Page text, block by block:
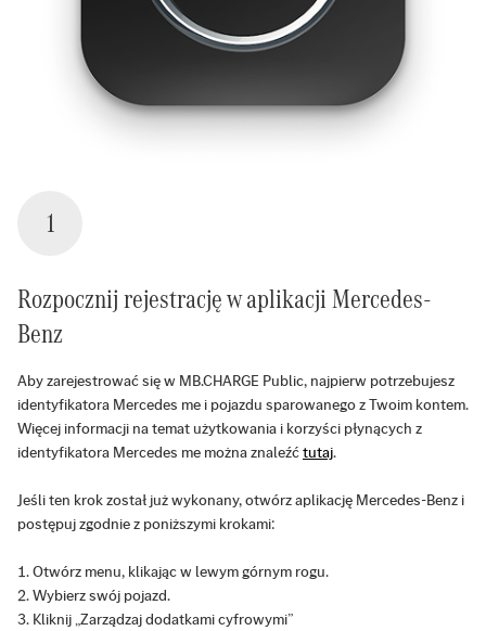
1
Rozpocznij rejestrację w aplikacji Mercedes-
Benz
Aby zarejestrować się w MB.CHARGE Public, najpierw potrzebujesz
identyfikatora Mercedes me i pojazdu sparowanego z Twoim kontem.
Więcej informacji na temat użytkowania i korzyści płynących z
identyfikatora Mercedes me można znaleźćtutaj.
Jeśli ten krok został już wykonany, otwórz aplikację Mercedes-Benz i
postępuj zgodnie z poniższymi krokami:
Otwórz menu, klikając w lewym górnym rogu.
Wybierz swój pojazd.
Kliknij „Zarządzaj dodatkami cyfrowymi”